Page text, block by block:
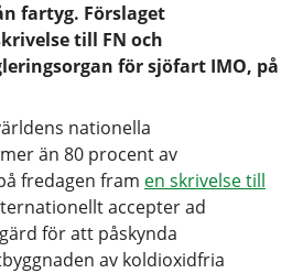
fartyg. Förslaget
till FN och
för sjöfart IMO, på
nationella
än 80 procent av
fredagen fram en skrivelse till
accepter ad
för att påskynda
av koldioxidfria